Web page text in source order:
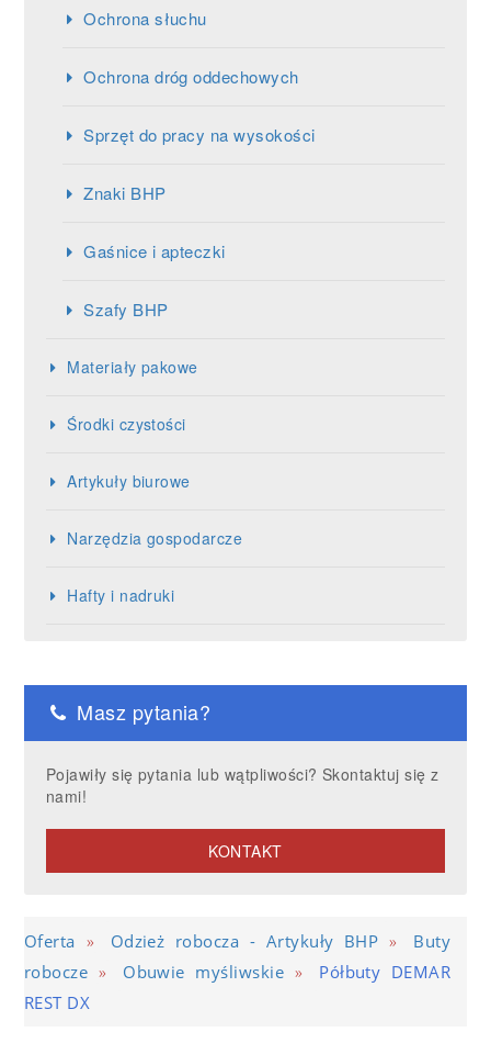
Ochrona słuchu
Ochrona dróg oddechowych
Sprzęt do pracy na wysokości
Znaki BHP
Gaśnice i apteczki
Szafy BHP
Materiały pakowe
Środki czystości
Artykuły biurowe
Narzędzia gospodarcze
Hafty i nadruki
Masz pytania?
Pojawiły się pytania lub wątpliwości? Skontaktuj się z
nami!
KONTAKT
Oferta » Odzież robocza - Artykuły BHP »
Buty
robocze » Obuwie myśliwskie »
Półbuty DEMAR
REST DX